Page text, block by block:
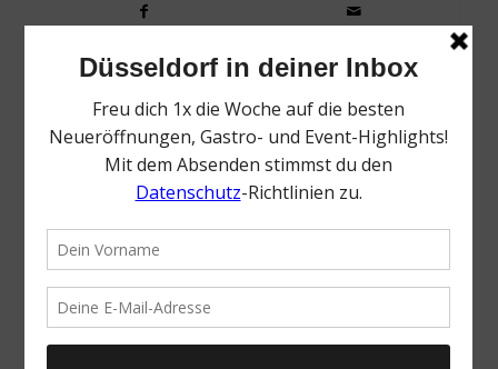
0
KOMMENTARE
Dein Kommentar
Feel free to contribute!